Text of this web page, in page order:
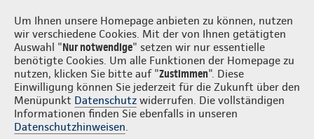
Um Ihnen unsere Homepage anbieten zu können, nutzen
wir verschiedene Cookies. Mit der von Ihnen getätigten
Auswahl "Nur notwendige" setzen wir nur essentielle
benötigte Cookies. Um alle Funktionen der Homepage zu
nutzen, klicken Sie bitte auf "Zustimmen". Diese
Einwilligung können Sie jederzeit für die Zukunft über den
Menüpunkt Datenschutz widerrufen. Die vollständigen
Informationen finden Sie ebenfalls in unseren
Datenschutzhinweisen.
Thomas Binner Login